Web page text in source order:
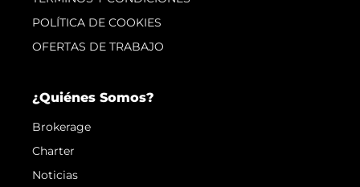
POLÍTICA DE COOKIES
OFERTAS DE TRABAJO
¿Quiénes Somos?
Brokerage
Charter
Noticias